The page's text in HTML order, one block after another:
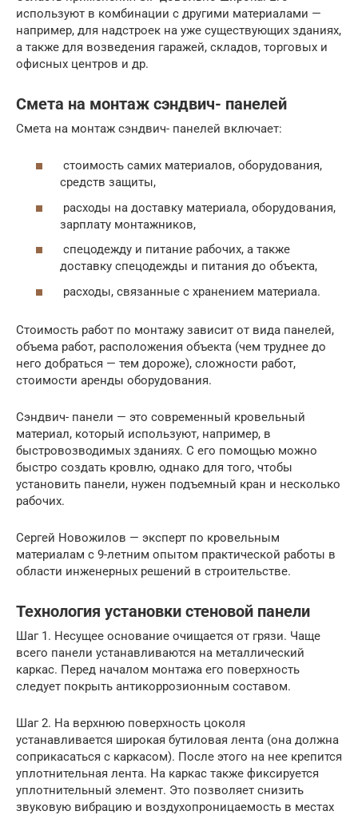
используют в комбинации с другими материалами —
например, для надстроек на уже существующих зданиях,
а также для возведения гаражей, складов, торговых и
офисных центров и др.
Смета на монтаж сэндвич- панелей
Смета на монтаж сэндвич- панелей включает:
стоимость самих материалов, оборудования,
средств защиты,
расходы на доставку материала, оборудования,
зарплату монтажников,
спецодежду и питание рабочих, а также
доставку спецодежды и питания до объекта,
расходы, связанные с хранением материала.
Стоимость работ по монтажу зависит от вида панелей,
объема работ, расположения объекта (чем труднее до
него добраться — тем дороже), сложности работ,
стоимости аренды оборудования.
Сэндвич- панели — это современный кровельный
материал, который используют, например, в
быстровозводимых зданиях. С его помощью можно
быстро создать кровлю, однако для того, чтобы
установить панели, нужен подъемный кран и несколько
рабочих.
Сергей Новожилов — эксперт по кровельным
материалам с 9-летним опытом практической работы в
области инженерных решений в строительстве.
Технология установки стеновой панели
Шаг 1. Несущее основание очищается от грязи. Чаще
всего панели устанавливаются на металлический
каркас. Перед началом монтажа его поверхность
следует покрыть антикоррозионным составом.
Шаг 2. На верхнюю поверхность цоколя
устанавливается широкая бутиловая лента (она должна
соприкасаться с каркасом). После этого на нее крепится
уплотнительная лента. На каркас также фиксируется
уплотнительный элемент. Это позволяет снизить
звуковую вибрацию и воздухопроницаемость в местах